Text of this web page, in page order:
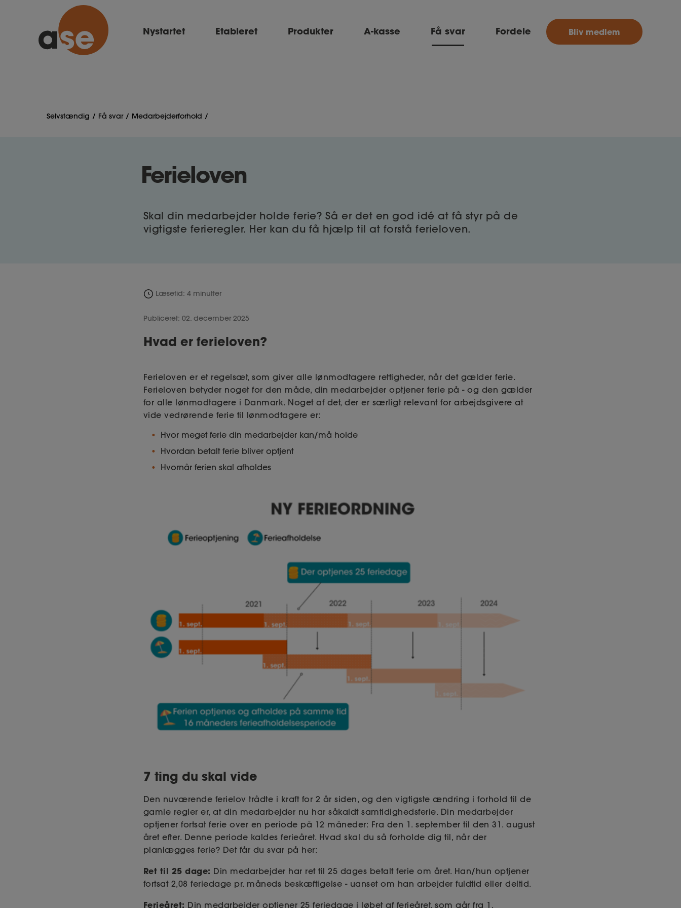
Ase
Nystartet Etableret Produkter A-kasse Få svar Fordele Bliv medlem
Selvstændig Få svar Medarbejderforhold
Ferieloven
Skal din medarbejder holde ferie? Så er det en god idé at få styr på de
vigtigste ferieregler. Her kan du få hjælp til at forstå ferieloven.
Læsetid: 4 minutter
Publiceret: 02. december 2025
Hvad er ferieloven?
Ferieloven er et regelsæt, som giver alle lønmodtagere rettigheder, når det gælder ferie.
Ferieloven betyder noget for den måde, din medarbejder optjener ferie på - og den gælder
for alle lønmodtagere i Danmark. Noget af det, der er særligt relevant for arbejdsgivere at
vide vedrørende ferie til lønmodtagere er:
Hvor meget ferie din medarbejder kan/må holde
Hvordan betalt ferie bliver optjent
Hvornår ferien skal afholdes
7 ting du skal vide
Den nuværende ferielov trådte i kraft for 2 år siden, og den vigtigste ændring i forhold til de
gamle regler er, at din medarbejder nu har såkaldt samtidighedsferie. Din medarbejder
optjener fortsat ferie over en periode på 12 måneder: Fra den 1. september til den 31. august
året efter. Denne periode kaldes ferieåret. Hvad skal du så forholde dig til, når der
planlægges ferie? Det får du svar på her:
Ret til 25 dage: Din medarbejder har ret til 25 dages betalt ferie om året. Han/hun optjener
fortsat 2,08 feriedage pr. måneds beskæftigelse - uanset om han arbejder fuldtid eller deltid.
Ferieåret: Din medarbejder optjener 25 feriedage i løbet af ferieåret, som går fra 1.